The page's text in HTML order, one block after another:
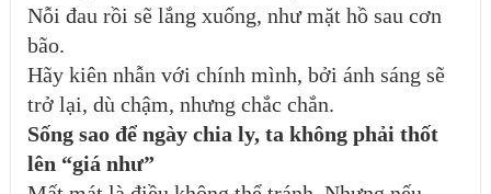
Nỗi đau rồi sẽ lắng xuống, như mặt hồ sau cơn
bão.
Hãy kiên nhẫn với chính mình, bởi ánh sáng sẽ
trở lại, dù chậm, nhưng chắc chắn.
Sống sao để ngày chia ly, ta không phải thốt
lên “giá như”